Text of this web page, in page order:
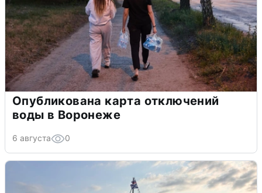
Опубликована карта отключений
воды в Воронеже
6 августа 0